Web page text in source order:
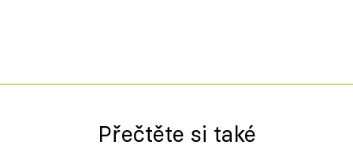
Přečtěte si také